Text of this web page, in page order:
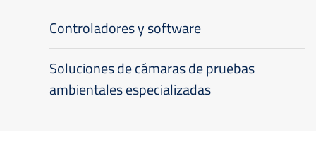
Controladores y software
Soluciones de cámaras de pruebas
ambientales especializadas